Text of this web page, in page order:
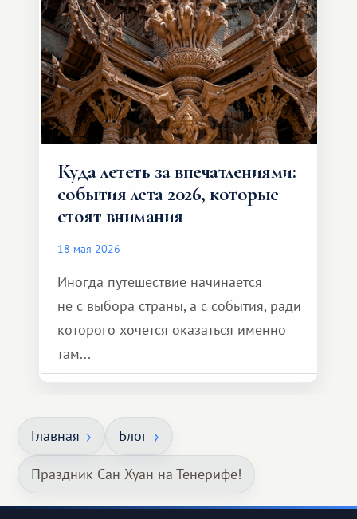
способен подарить совершенно иной
формат путешествия.
Куда лететь за впечатлениями:
события лета 2026, которые
стоят внимания
18 мая 2026
Иногда путешествие начинается
не с выбора страны, а с события, ради
которого хочется оказаться именно
там...
Главная Блог
Праздник Сан Хуан на Тенерифе!